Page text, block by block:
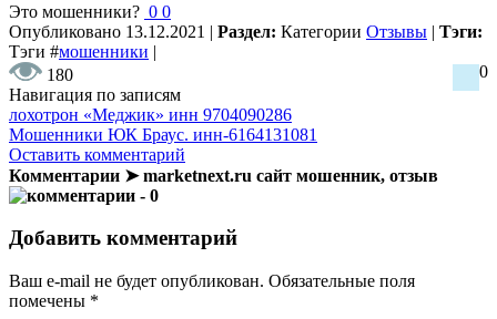
Это мошенники? 0 0
Опубликовано 13.12.2021 | Раздел: Категории Отзывы | Тэги:
Тэги #мошенники |
180
0
Навигация по записям
лохотрон «Меджик» инн 9704090286
Мошенники ЮК Браус. инн-6164131081
Оставить комментарий
Комментарии ➤ marketnext.ru сайт мошенник, отзыв
- 0
Добавить комментарий
Ваш e-mail не будет опубликован. Обязательные поля
помечены *